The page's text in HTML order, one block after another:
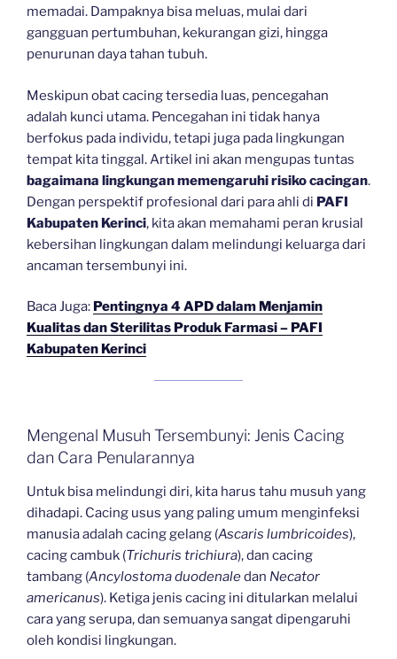
memadai. Dampaknya bisa meluas, mulai dari
gangguan pertumbuhan, kekurangan gizi, hingga
penurunan daya tahan tubuh.
Meskipun obat cacing tersedia luas, pencegahan
adalah kunci utama. Pencegahan ini tidak hanya
berfokus pada individu, tetapi juga pada lingkungan
tempat kita tinggal. Artikel ini akan mengupas tuntas
bagaimana lingkungan memengaruhi risiko cacingan.
Dengan perspektif profesional dari para ahli di PAFI
Kabupaten Kerinci, kita akan memahami peran krusial
kebersihan lingkungan dalam melindungi keluarga dari
ancaman tersembunyi ini.
Baca Juga: Pentingnya 4 APD dalam Menjamin
Kualitas dan Sterilitas Produk Farmasi – PAFI
Kabupaten Kerinci
Mengenal Musuh Tersembunyi: Jenis Cacing
dan Cara Penularannya
Untuk bisa melindungi diri, kita harus tahu musuh yang
dihadapi. Cacing usus yang paling umum menginfeksi
manusia adalah cacing gelang (Ascaris lumbricoides),
cacing cambuk (Trichuris trichiura), dan cacing
tambang (Ancylostoma duodenaledan Necator
americanus). Ketiga jenis cacing ini ditularkan melalui
cara yang serupa, dan semuanya sangat dipengaruhi
oleh kondisi lingkungan.